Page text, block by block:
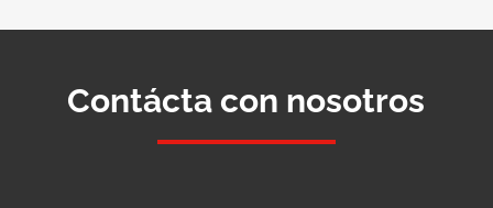
Contácta con nosotros